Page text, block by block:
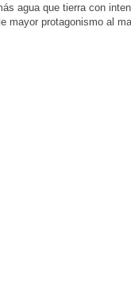
agua que tierra con
mayor protagonismo al